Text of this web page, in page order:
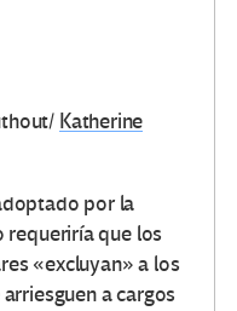
Katherine
por la
requeriría que los
«excluyan» a los
a cargos